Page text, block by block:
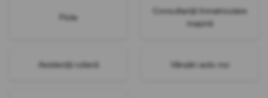
Flote
Consultanță înmatriculare
mașină
Asistență rutieră Vânzări auto noi